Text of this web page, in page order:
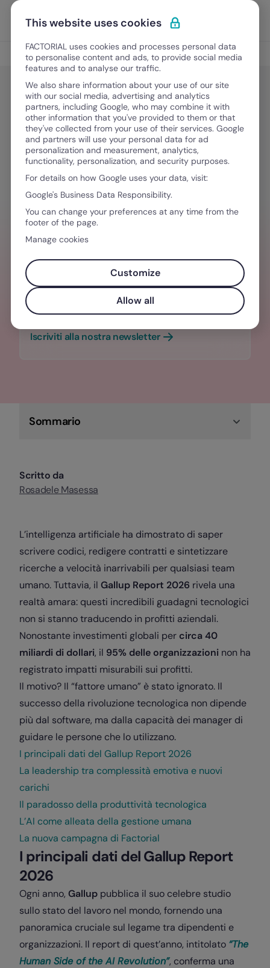
Vai al contenuto
Scopri Factorial
The Rocket
The Rocket
Gallup Report 2026: il lato umano
dell’AI
15 Maggio, 2026·3 minuti di lettura
HAI BISOGNO D´AIUTO PER GESTIRE I TEAM
Contenuti e approfondimenti sul mondo
del lavoro che fanno la differenza, due
volte al mese, direttamente nella tua
casella di posta.
Iscriviti alla nostra newsletter
Sommario
Scritto da
Rosadele Masessa
L’intelligenza artificiale ha dimostrato di saper
scrivere codici, redigere contratti e sintetizzare
ricerche a velocità inarrivabili per qualsiasi team
umano. Tuttavia, il Gallup Report 2026 rivela una
realtà amara: questi incredibili guadagni tecnologici
non si stanno traducendo in profitti aziendali.
Nonostante investimenti globali per circa 40
miliardi di dollari, il 95% delle organizzazioni non ha
registrato impatti misurabili sui profitti.
Il motivo? Il “fattore umano” è stato ignorato. Il
successo della rivoluzione tecnologica non dipende
più dal software, ma dalla capacità dei manager di
guidare le persone che lo utilizzano.
I principali dati del Gallup Report 2026
La leadership tra complessità emotiva e nuovi
carichi
Il paradosso della produttività tecnologica
L’AI come alleata della gestione umana
La nuova campagna di Factorial
I principali dati del Gallup Report
2026
Ogni anno, Gallup pubblica il suo celebre studio
sullo stato del lavoro nel mondo, fornendo una
panoramica cruciale sul legame tra dipendenti e
organizzazioni. Il report di quest’anno, intitolato “The
Human Side of the AI Revolution”, conferma una
This website uses cookies
FACTORIAL uses cookies and processes personal data
to personalise content and ads, to provide social media
features and to analyse our traffic.
We also share information about your use of our site
with our social media, advertising and analytics
partners, including Google, who may combine it with
other information that you've provided to them or that
they've collected from your use of their services. Google
and partners will use your personal data for ad
personalization and measurement, analytics,
functionality, personalization, and security purposes.
For details on how Google uses your data, visit:
Google's Business Data Responsibility.
You can change your preferences at any time from the
footer of the page.
Manage cookies
Customize
Allow all